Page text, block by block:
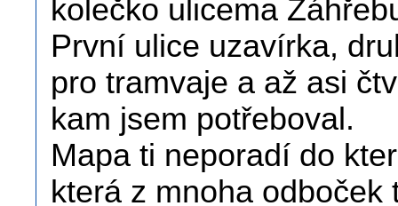
kolečko ulicema
První ulice uzavírka,
pro tramvaje a až asi
kam jsem potřeboval.
Mapa ti neporadí do
která z mnoha